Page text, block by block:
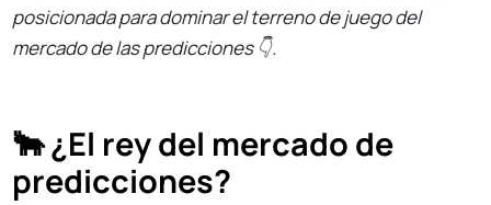
posicionada para dominar el terreno de juego del
mercado de las predicciones 👇.
🐂 ¿El rey del mercado de
predicciones?